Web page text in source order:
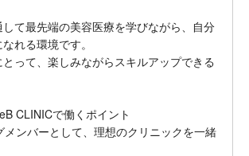
して最先端の美容医療を学びながら、自分
れる環境です。
って、楽しみながらスキルアップできる
CLINICで働くポイント
メンバーとして、理想のクリニックを一緒